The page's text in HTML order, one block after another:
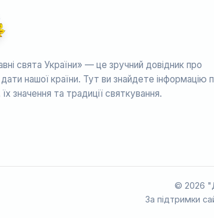
свята України» — це зручний довідник про
дати нашої країни. Тут ви знайдете інформацію
значення та традиції святкування.
© 2026
За підтримки